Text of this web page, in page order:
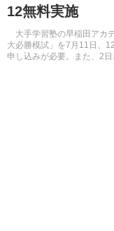
自由研究教材（小学生向け）
12無料実施
大手学習塾の早稲田アカ
大必勝模試」を7月11日、
申し込みが必要。また、2